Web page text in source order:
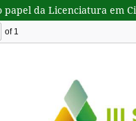
papel da Licenciatura em